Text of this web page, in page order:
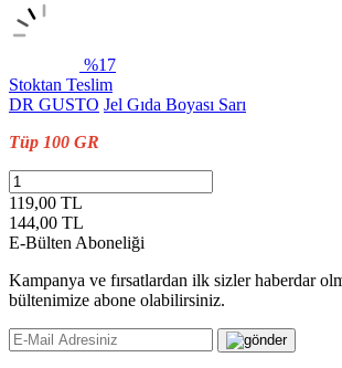
%17
Stoktan Teslim
DR GUSTO Jel Gıda Boyası Sarı
Tüp 100 GR
119,00 TL
144,00 TL
E-Bülten Aboneliği
Kampanya ve fırsatlardan ilk sizler haberdar
bültenimize abone olabilirsiniz.